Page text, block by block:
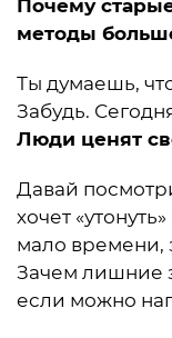
Почему
методы
Ты думаешь,
Забудь.
Люди ценят
Давай
хочет
мало времени,
Зачем лишние
если можно